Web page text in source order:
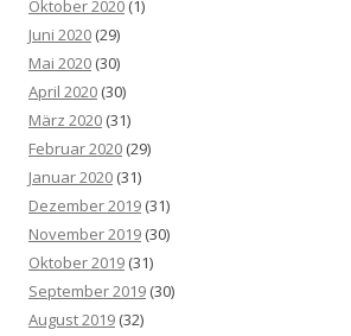
Oktober 2020 (1)
Juni 2020 (29)
Mai 2020 (30)
April 2020 (30)
März 2020 (31)
Februar 2020 (29)
Januar 2020 (31)
Dezember 2019 (31)
November 2019 (30)
Oktober 2019 (31)
September 2019 (30)
August 2019 (32)